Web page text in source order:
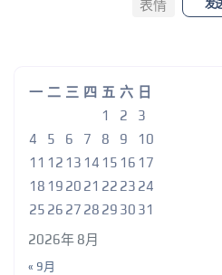
表情 发
2026年 8月
一 二 三 四 五 六 日
1
2
3
4
5 6 7 8 9
10
11 12 13 14 15 16 17
18 19 20 21 22 23 24
25 26 27 28 29 30 31
« 9月